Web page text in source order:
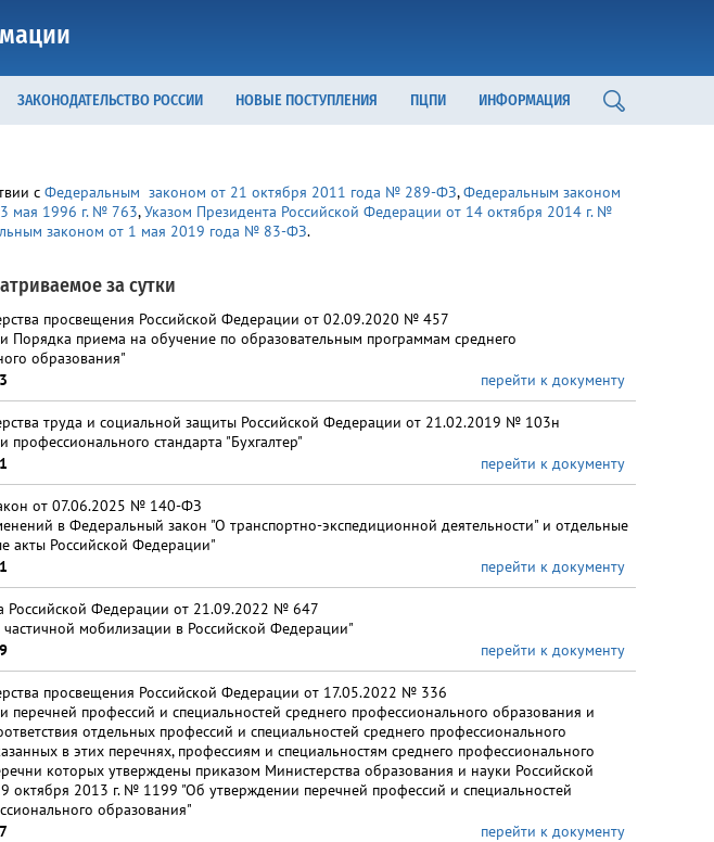
ЗАКОНОДАТЕЛЬСТВО РОССИИ НОВЫЕ ПОСТУПЛЕНИЯ ПЦПИ ИНФОРМАЦИЯ
с Федеральным законом от 21 октября 2011 года № 289-ФЗ,Федеральным законом
мая 1996 г. № 763,Указом Президента Российской Федерации от 14 октября 2014 г. №
законом от 1 мая 2019 года № 83-ФЗ.
за сутки
просвещения Российской Федерации от 02.09.2020 № 457
Порядка приема на обучение по образовательным программам среднего
образования"
перейти к документу
труда и социальной защиты Российской Федерации от 21.02.2019 № 103н
профессионального стандарта "Бухгалтер"
перейти к документу
от 07.06.2025 № 140-ФЗ
в Федеральный закон "О транспортно-экспедиционной деятельности" и отдельные
акты Российской Федерации"
перейти к документу
Российской Федерации от 21.09.2022 № 647
мобилизации в Российской Федерации"
перейти к документу
просвещения Российской Федерации от 17.05.2022 № 336
перечней профессий и специальностей среднего профессионального образования и
отдельных профессий и специальностей среднего профессионального
в этих перечнях, профессиям и специальностям среднего профессионального
которых утверждены приказом Министерства образования и науки Российской
октября 2013 г. № 1199 "Об утверждении перечней профессий и специальностей
образования"
перейти к документу